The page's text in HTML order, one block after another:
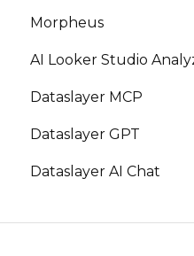
Morpheus
AI Looker Studio
Dataslayer MCP
Dataslayer GPT
Dataslayer AI Chat